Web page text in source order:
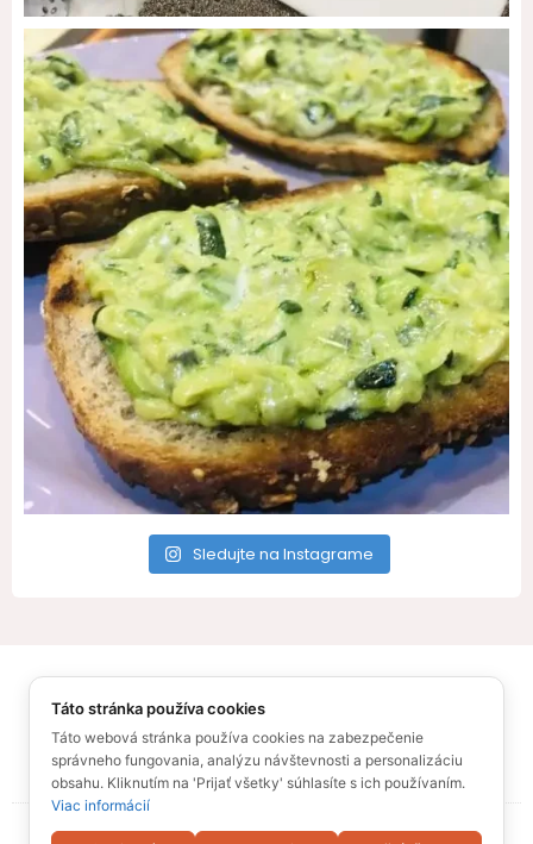
Sledujte na Instagrame
© Ufonaut 2021
O mne
Zásady ochrany osobných údajov
Sitemap
Táto stránka používa cookies
Táto webová stránka používa cookies na zabezpečenie
správneho fungovania, analýzu návštevnosti a personalizáciu
obsahu. Kliknutím na 'Prijať všetky' súhlasíte s ich používaním.
Viac informácií